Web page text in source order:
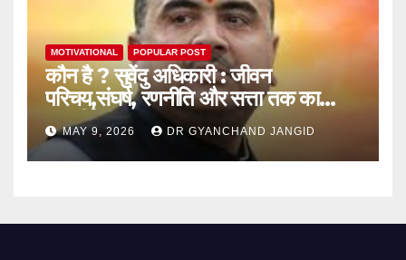
MOTIVATIONAL POPULAR POST
कौन है ? सुवेंदु अधिकारी : जीवन
परिचय,संघर्ष, रणनीति और सत्ता तक का
राजनीतिक सफर
MAY 9, 2026 DR GYANCHAND JANGID